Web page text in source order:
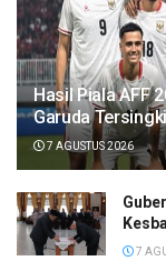
Hasil Piala AFF
Garuda
7 AGUSTUS 2026
7